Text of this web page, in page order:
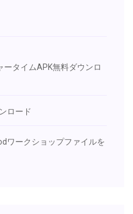
タイムAPK無料ダウンロ
ロード
ワークショップファイルを